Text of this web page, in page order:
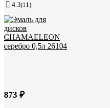
4.3(11)
873 ₽